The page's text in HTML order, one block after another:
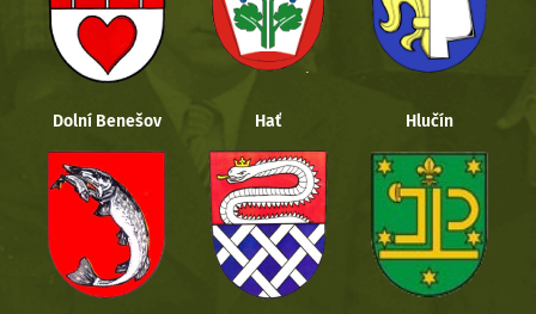
Dolní Benešov Hať Hlučín